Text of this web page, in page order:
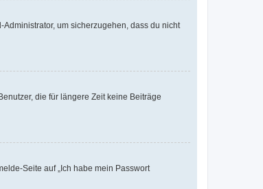
um sicherzugehen, dass du nicht
die für längere Zeit keine Beiträge
Seite auf „Ich habe mein Passwort